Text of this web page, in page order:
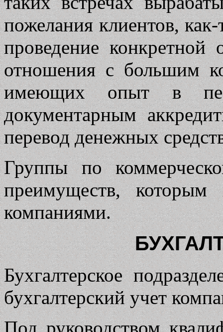
пожелания клиентов,
проведение
отношения с большим
имеющих опыт в
документарным
перевод денежных
Группы по
преимуществ,
компаниями.
Бухгалтерское
бухгалтерский учет
Под руководством